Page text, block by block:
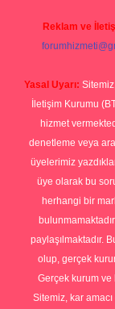
Reklam ve
Yasal Uyarı:
İletişim Kurumu
hizmet
denetleme veya
üyelerimiz
üye olarak bu
herhangi bir
paylaşılmaktadır.
olup, gerçek
Gerçek kurum
Sitemiz, kar